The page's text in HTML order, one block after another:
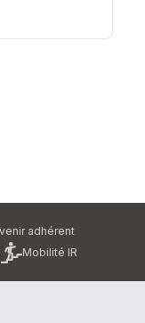
adhérent
Mobilité IR